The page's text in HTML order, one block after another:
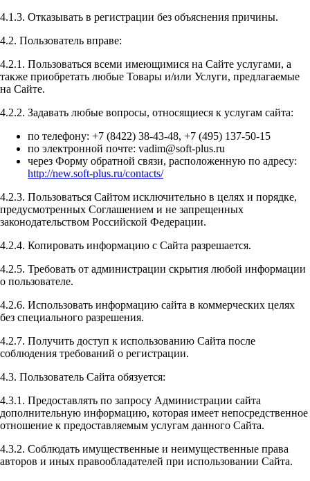
4.1.3. Отказывать в регистрации без объяснения причины.
4.2. Пользователь вправе:
4.2.1. Пользоваться всеми имеющимися на Сайте услугами, а
также приобретать любые Товары и/или Услуги, предлагаемые
на Сайте.
4.2.2. Задавать любые вопросы, относящиеся к услугам сайта:
по телефону: +7 (8422) 38-43-48, +7 (495) 137-50-15
по электронной почте: vadim@soft-plus.ru
через Форму обратной связи, расположенную по адресу:
http://new.soft-plus.ru/contacts/
4.2.3. Пользоваться Сайтом исключительно в целях и порядке,
предусмотренных Соглашением и не запрещенных
законодательством Российской Федерации.
4.2.4. Копировать информацию с Сайта разрешается.
4.2.5. Требовать от администрации скрытия любой информации
о пользователе.
4.2.6. Использовать информацию сайта в коммерческих целях
без специального разрешения.
4.2.7. Получить доступ к использованию Сайта после
соблюдения требований о регистрации.
4.3. Пользователь Сайта обязуется:
4.3.1. Предоставлять по запросу Администрации сайта
дополнительную информацию, которая имеет непосредственное
отношение к предоставляемым услугам данного Сайта.
4.3.2. Соблюдать имущественные и неимущественные права
авторов и иных правообладателей при использовании Сайта.